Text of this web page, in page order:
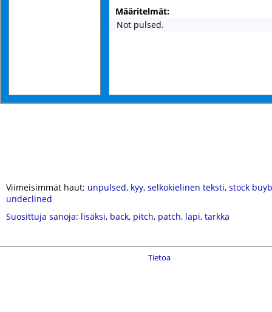
Määritelmät:
Not pulsed.
Viimeisimmät haut: unpulsed, kyy, selkokielinen teksti, stock
undeclined
Suosittuja sanoja: lisäksi, back, pitch, patch, läpi, tarkka
Tietoa